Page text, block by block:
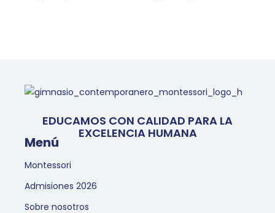
EDUCAMOS CON CALIDAD PARA LA
EXCELENCIA HUMANA
Menú
Montessori
Admisiones 2026
Sobre nosotros